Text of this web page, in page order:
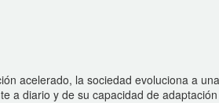
acelerado, la sociedad evoluciona a
a diario y de su capacidad de